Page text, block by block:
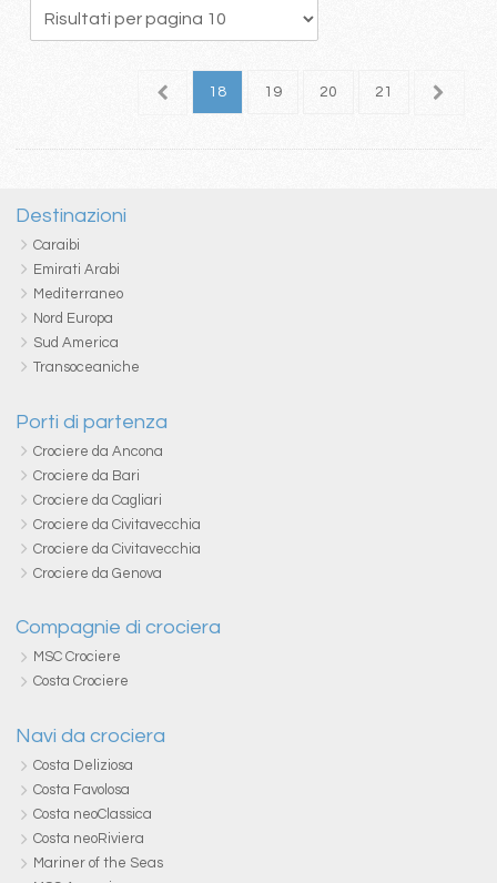
17 18 19 20 21 22
Destinazioni
Caraibi
Emirati Arabi
Mediterraneo
Nord Europa
Sud America
Transoceaniche
Porti di partenza
Crociere da Ancona
Crociere da Bari
Crociere da Cagliari
Crociere da Civitavecchia
Crociere da Civitavecchia
Crociere da Genova
Compagnie di crociera
MSC Crociere
Costa Crociere
Navi da crociera
Costa Deliziosa
Costa Favolosa
Costa neoClassica
Costa neoRiviera
Mariner of the Seas